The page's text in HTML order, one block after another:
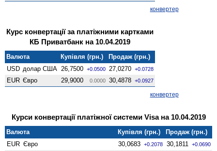
конвертер
Курс конвертації за платіжними картками
КБ Приватбанк на 10.04.2019
Валюта Купівля (грн.)
Продаж (грн.)
USD долар США 26,7500 +0.0500 27,0270 +0.0728
EUR Євро 29,9000 0.0000 30,4878 +0.0927
конвертер
Курси конвертації платіжної системи Visa на 10.04.2019
Валюта Купівля (грн.)
Продаж (грн.)
EUR Євро 30,0683 +0.2078 30,1811 +0.0690